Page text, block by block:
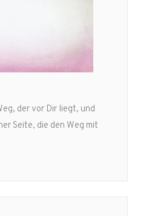
der vor Dir liegt, und
Seite, die den Weg mit